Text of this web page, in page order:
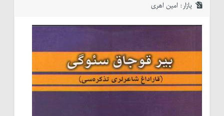
یازار:‌ امین اهری